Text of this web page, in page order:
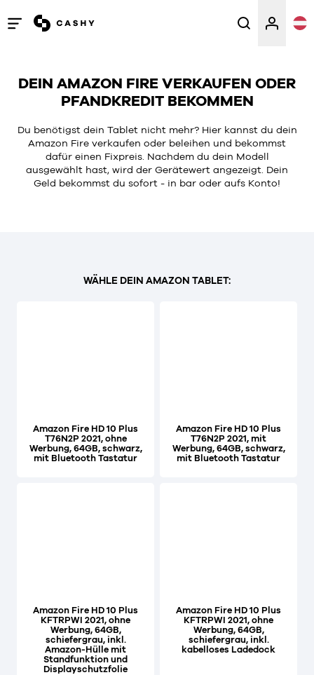
Menü
schließen
DEIN AMAZON FIRE VERKAUFEN ODER
PFANDKREDIT BEKOMMEN
Du benötigst dein Tablet nicht mehr? Hier kannst du dein
Amazon Fire verkaufen oder beleihen und bekommst
dafür einen Fixpreis. Nachdem du dein Modell
ausgewählt hast, wird der Gerätewert angezeigt. Dein
Geld bekommst du sofort - in bar oder aufs Konto!
WÄHLE DEIN AMAZON TABLET:
Amazon Fire HD 10 Plus
T76N2P 2021, ohne
Werbung, 64GB, schwarz,
mit Bluetooth Tastatur
Amazon Fire HD 10 Plus
T76N2P 2021, mit
Werbung, 64GB, schwarz,
mit Bluetooth Tastatur
Amazon Fire HD 10 Plus
KFTRPWI 2021, ohne
Werbung, 64GB,
schiefergrau, inkl.
Amazon-Hülle mit
Standfunktion und
Displayschutzfolie
Amazon Fire HD 10 Plus
KFTRPWI 2021, ohne
Werbung, 64GB,
schiefergrau, inkl.
kabelloses Ladedock